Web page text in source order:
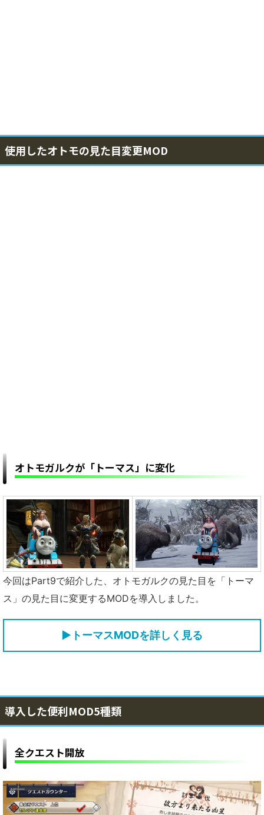
使用したオトモの見た目変更MOD
オトモガルクが「トーマス」に変化
今回はPart9で紹介した、オトモガルクの見た目を「トーマ
ス」の見た目に変更するMODを導入しました。
▶トーマスMODを詳しく見る
導入した便利MOD5種類
全クエスト開放